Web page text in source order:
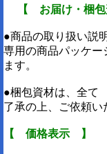
【 お届け・梱
●商品の取り扱い説
専用の商品パッケ
ます。
●梱包資材は、全
了承の上、ご依頼い
【 価格表示 】